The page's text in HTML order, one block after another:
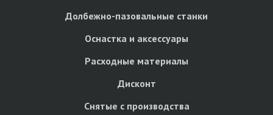
Долбежно-пазовальные станки
Оснастка и аксессуары
Расходные материалы
Дисконт
Снятые с производства